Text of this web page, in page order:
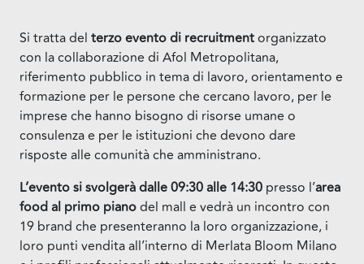
Si tratta del terzo evento di recruitmentorganizzato
con la collaborazione di Afol Metropolitana,
riferimento pubblico in tema di lavoro, orientamento e
formazione per le persone che cercano lavoro, per le
imprese che hanno bisogno di risorse umane o
consulenza e per le istituzioni che devono dare
risposte alle comunità che amministrano.
L’evento si svolgerà dalle 09:30 alle 14:30 presso l’area
food al primo pianodel mall e vedrà un incontro con
19 brand che presenteranno la loro organizzazione, i
loro punti vendita all’interno di Merlata Bloom Milano